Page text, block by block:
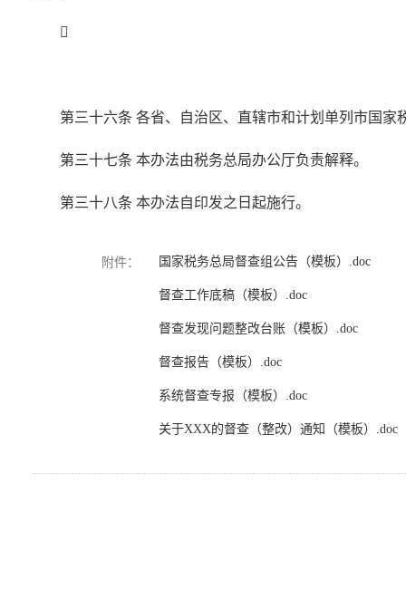

第三十六条 各省、自治区、直辖市和计划单列市国
第三十七条 本办法由税务总局办公厅负责解释。
第三十八条 本办法自印发之日起施行。
附件： 国家税务总局督查组公告（模板）.doc
督查工作底稿（模板）.doc
督查发现问题整改台账（模板）.doc
督查报告（模板）.doc
系统督查专报（模板）.doc
关于XXX的督查（整改）通知（模板）.doc